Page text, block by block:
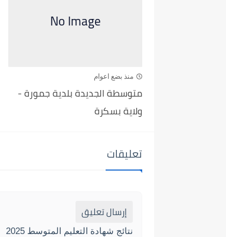
منذ بضع اعوام
متوسطة الجديدة بلدية جمورة -
ولاية بسكرة
تعليقات
إرسال تعليق
نتائج شهادة التعليم المتوسط 2025